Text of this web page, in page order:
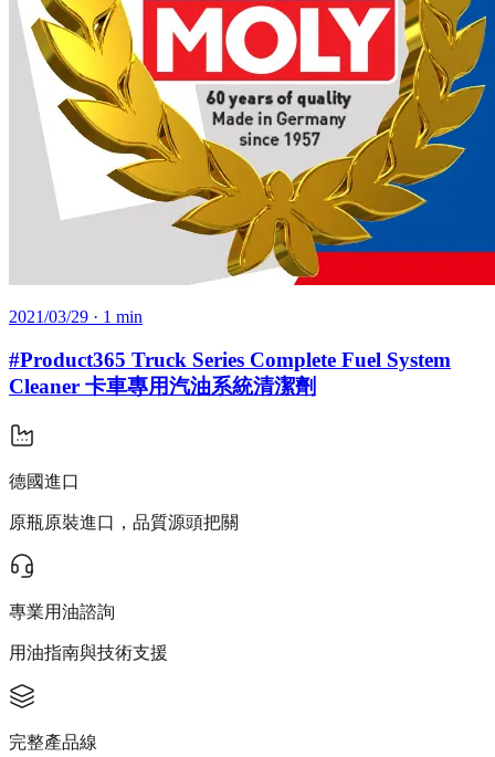
2021/03/29 · 1 min
#Product365 Truck Series Complete Fuel System
Cleaner 卡車專用汽油系統清潔劑
德國進口
原瓶原裝進口，品質源頭把關
專業用油諮詢
用油指南與技術支援
完整產品線